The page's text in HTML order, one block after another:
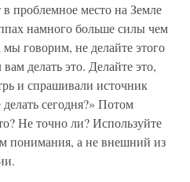
проблемное место на Земле
намного больше силы чем
говорим, не делайте этого
делать это. Делайте это,
и спрашивали источник
сегодня?» Потом
Не точно ли? Используйте
понимания, а не внешний из